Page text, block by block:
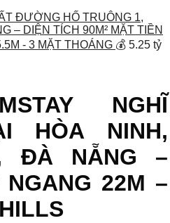
NGHĨ
HÒA NINH,
ĐÀ NẴNG –
NGANG 22M –
ĐƯỜNG HỐ TRUÔNG 1,
– DIỆN TÍCH 90M² MẶT TIỀN
- 3 MẶT THOÁNG 💰 5.25 tỷ